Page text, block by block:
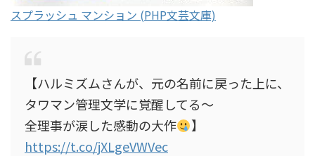
スプラッシュ マンション (PHP文芸文庫)
【ハルミズムさんが、元の名前に戻った上に、
タワマン管理文学に覚醒してる〜
全理事が涙した感動の大作
】
https://t.co/jXLgeVWVec